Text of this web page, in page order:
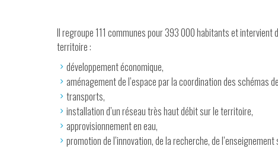
Il regroupe 111 communes pour 393 000 habitants et
territoire :
développement économique,
aménagement de l’espace par la coordination des schémas
transports,
installation d’un réseau très haut débit sur le territoire,
approvisionnement en eau,
promotion de I’innovation, de la recherche, de